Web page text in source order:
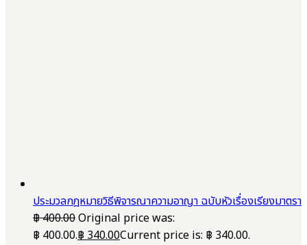
ประมวลกฎหมายวิธีพิจารณาความอาญา ฉบับหัวเรื่องเรียงมาตรา
฿400.00Original price was:
฿ 400.00.฿340.00Current price is: ฿ 340.00.